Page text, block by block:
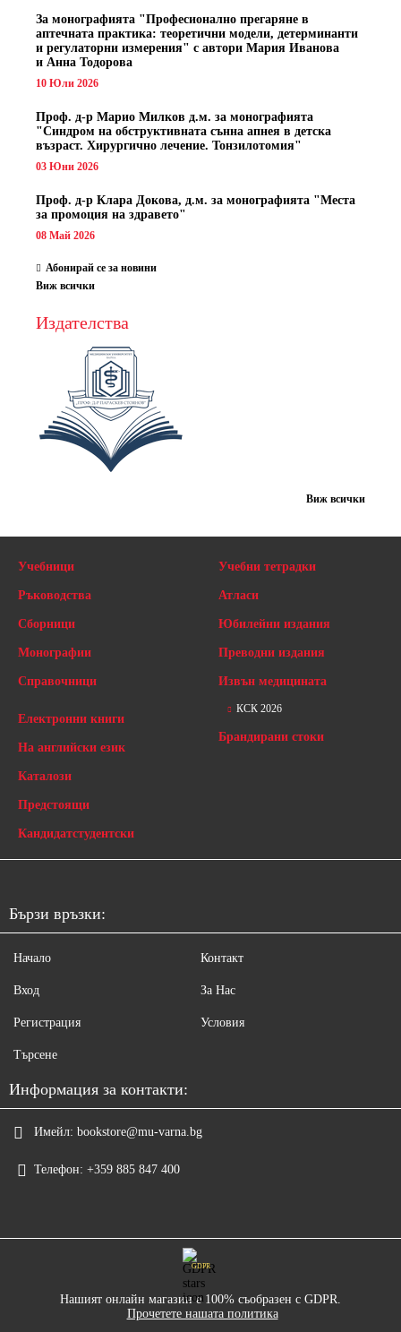
За монографията "Професионално прегаряне в
аптечната практика: теоретични модели, детерминанти
и регулаторни измерения" с автори Мария Иванова
и Анна Тодорова
10 Юли 2026
Проф. д-р Марио Милков д.м. за монографията
"Синдром на обструктивната сънна апнея в детска
възраст. Хирургично лечение. Тонзилотомия"
03 Юни 2026
Проф. д-р Клара Докова, д.м. за монографията "Места
за промоция на здравето"
08 Май 2026
Абонирай се за новини
Виж всички
Издателства
Виж всички
Учебници
Ръководства
Сборници
Монографии
Справочници
Учебни тетрадки
Атласи
Юбилейни издания
Преводни издания
Извън медицината
Електронни книги
На английски език
Каталози
Предстоящи
Кандидатстудентски
КСК 2026
Брандирани стоки
Бързи връзки:
Начало
Вход
Регистрация
Търсене
Контакт
За Нас
Условия
Информация за контакти:
Имейл: bookstore@mu-varna.bg
Телефон: +359 885 847 400
GDPR
Нашият онлайн магазин е 100% съобразен с GDPR.
Прочетете нашата политика